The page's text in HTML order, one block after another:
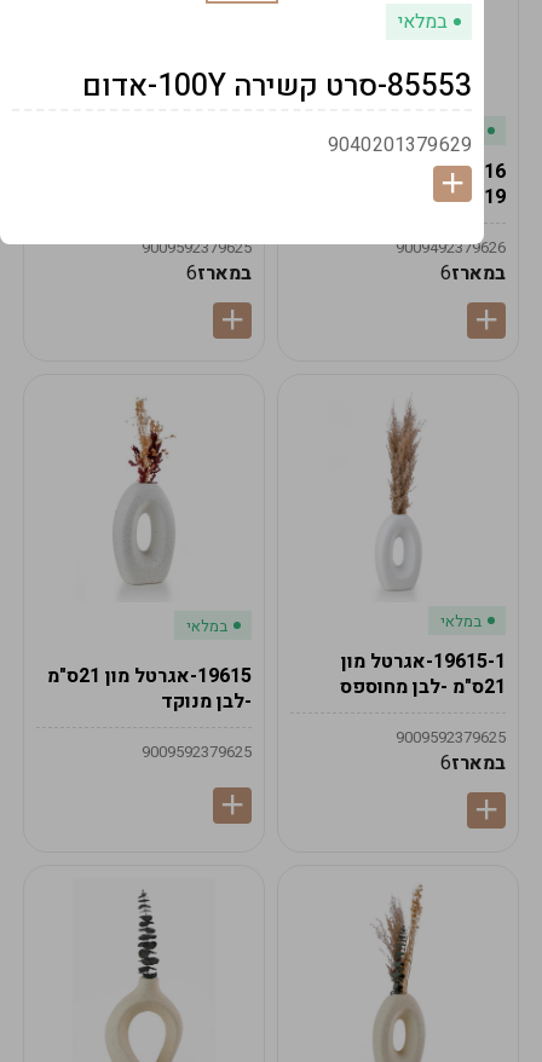
19616-אגרטל הרמס
19ס"מ -קרם
9009492379626
במארז6
9009592379625
במארז6
במלאי
19615-1-אגרטל מון
21ס"מ -לבן מחוספס
9009592379625
במארז6
במלאי
19615-אגרטל מון 21ס"מ
-לבן מנוקד
9009592379625
במלאי
85553-סרט קשירה 100Y-אדום
9040201379629